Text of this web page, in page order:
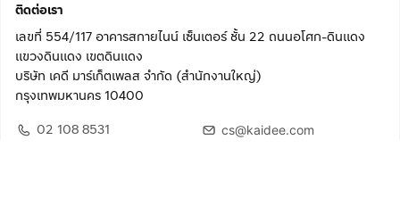
ติดต่อเรา
เลขที่ 554/117 อาคารสกายไนน์ เซ็นเตอร์ ชั้น 22 ถนนอโศก-ดินแดง
แขวงดินแดง เขตดินแดง
บริษัท เคดี มาร์เก็ตเพลส จำกัด (สำนักงานใหญ่)
กรุงเทพมหานคร 10400
02 108 8531
cs@kaidee.com